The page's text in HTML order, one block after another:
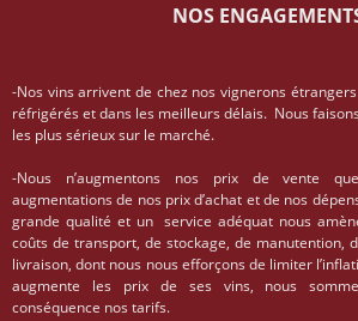
NOS
-Nos vins arrivent de chez nos vignerons
réfrigérés et dans les meilleurs délais. Nous
les plus sérieux sur le marché.
-Nous n’augmentons nos prix de vente
augmentations de nos prix d’achat et de nos
grande qualité et un service adéquat nous
coûts de transport, de stockage, de manutention,
livraison, dont nous nous efforçons de limiter
augmente les prix de ses vins, nous
conséquence nos tarifs.